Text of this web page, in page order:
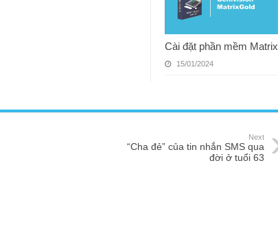
Cài đặt phần mềm Matrix
15/01/2024
Next
“Cha đẻ” của tin nhắn SMS qua
đời ở tuổi 63